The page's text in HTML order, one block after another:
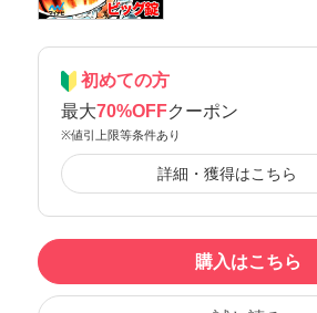
初めての方
最大70%OFFクーポン
※値引上限等条件あり
詳細・獲得はこちら
購入はこちら